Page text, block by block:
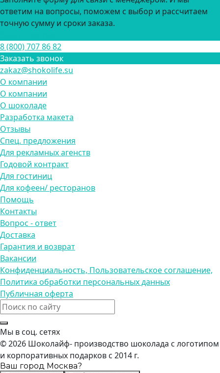
ответим на вопросы, поможем с выбор и рассчитаем
точную сумму и сроки заказа.
8 (800) 707 86 82
Заказать звонок
zakaz@shokolife.su
О компании
О компании
О шоколаде
Разработка макета
Отзывы
Спец. предложения
Для рекламных агенств
Годовой контракт
Для гостиниц
Для кофеен/ ресторанов
Помощь
Контакты
Вопрос - ответ
Доставка
Гарантия и возврат
Вакансии
Конфиденциальность, Пользовательское соглашение,
Политика обработки персональных данных
Публичная оферта
Мы в соц. сетях
© 2026 Шоколайф- производство шоколада с логотипом
и корпоративных подарков с 2014 г.